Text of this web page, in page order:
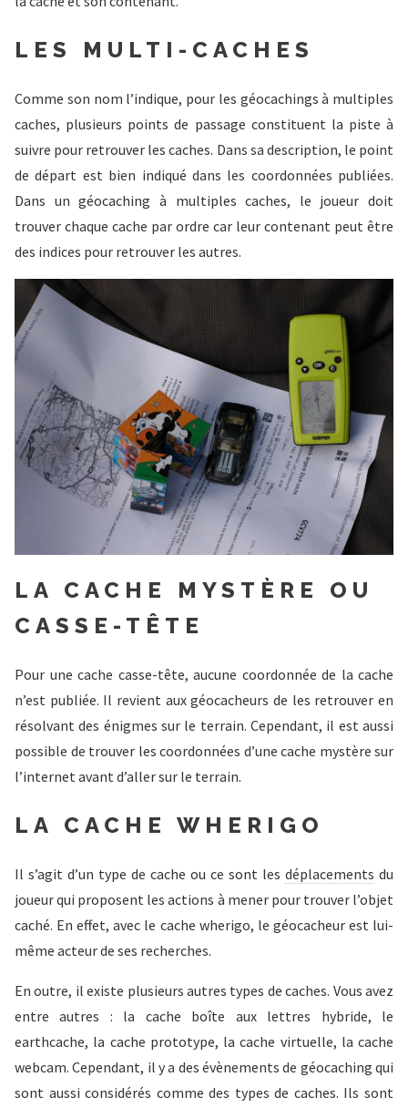
LES MULTI-CACHES
Comme son nom l’indique, pour les géocachings à multiples
caches, plusieurs points de passage constituent la piste à
suivre pour retrouver les caches. Dans sa description, le point
de départ est bien indiqué dans les coordonnées publiées.
Dans un géocaching à multiples caches, le joueur doit
trouver chaque cache par ordre car leur contenant peut être
des indices pour retrouver les autres.
LA CACHE MYSTÈRE OU
CASSE-TÊTE
Pour une cache casse-tête, aucune coordonnée de la cache
n’est publiée. Il revient aux géocacheurs de les retrouver en
résolvant des énigmes sur le terrain. Cependant, il est aussi
possible de trouver les coordonnées d’une cache mystère sur
l’internet avant d’aller sur le terrain.
LA CACHE WHERIGO
Il s’agit d’un type de cache ou ce sont les déplacements du
joueur qui proposent les actions à mener pour trouver l’objet
caché. En effet, avec le cache wherigo, le géocacheur est lui-
même acteur de ses recherches.
En outre, il existe plusieurs autres types de caches. Vous avez
entre autres : la cache boîte aux lettres hybride, le
earthcache, la cache prototype, la cache virtuelle, la cache
webcam. Cependant, il y a des évènements de géocaching qui
sont aussi considérés comme des types de caches. Ils sont